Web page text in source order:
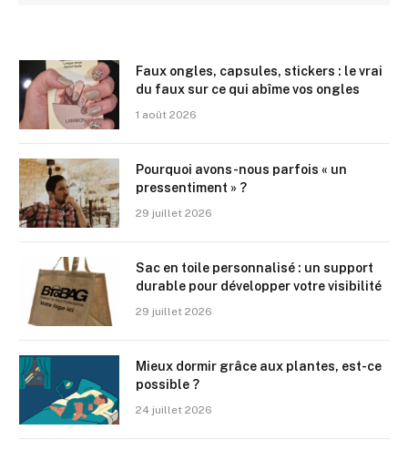
Faux ongles, capsules, stickers : le vrai
du faux sur ce qui abîme vos ongles
1 août 2026
Pourquoi avons-nous parfois « un
pressentiment » ?
29 juillet 2026
Sac en toile personnalisé : un support
durable pour développer votre visibilité
29 juillet 2026
Mieux dormir grâce aux plantes, est-ce
possible ?
24 juillet 2026